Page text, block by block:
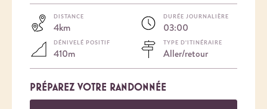
DISTANCE
4km
DURÉE JOURNALIÈRE
03:00
DÉNIVELÉ POSITIF
410m
TYPE D'ITINÉRAIRE
Aller/retour
PRÉPAREZ VOTRE RANDONNÉE